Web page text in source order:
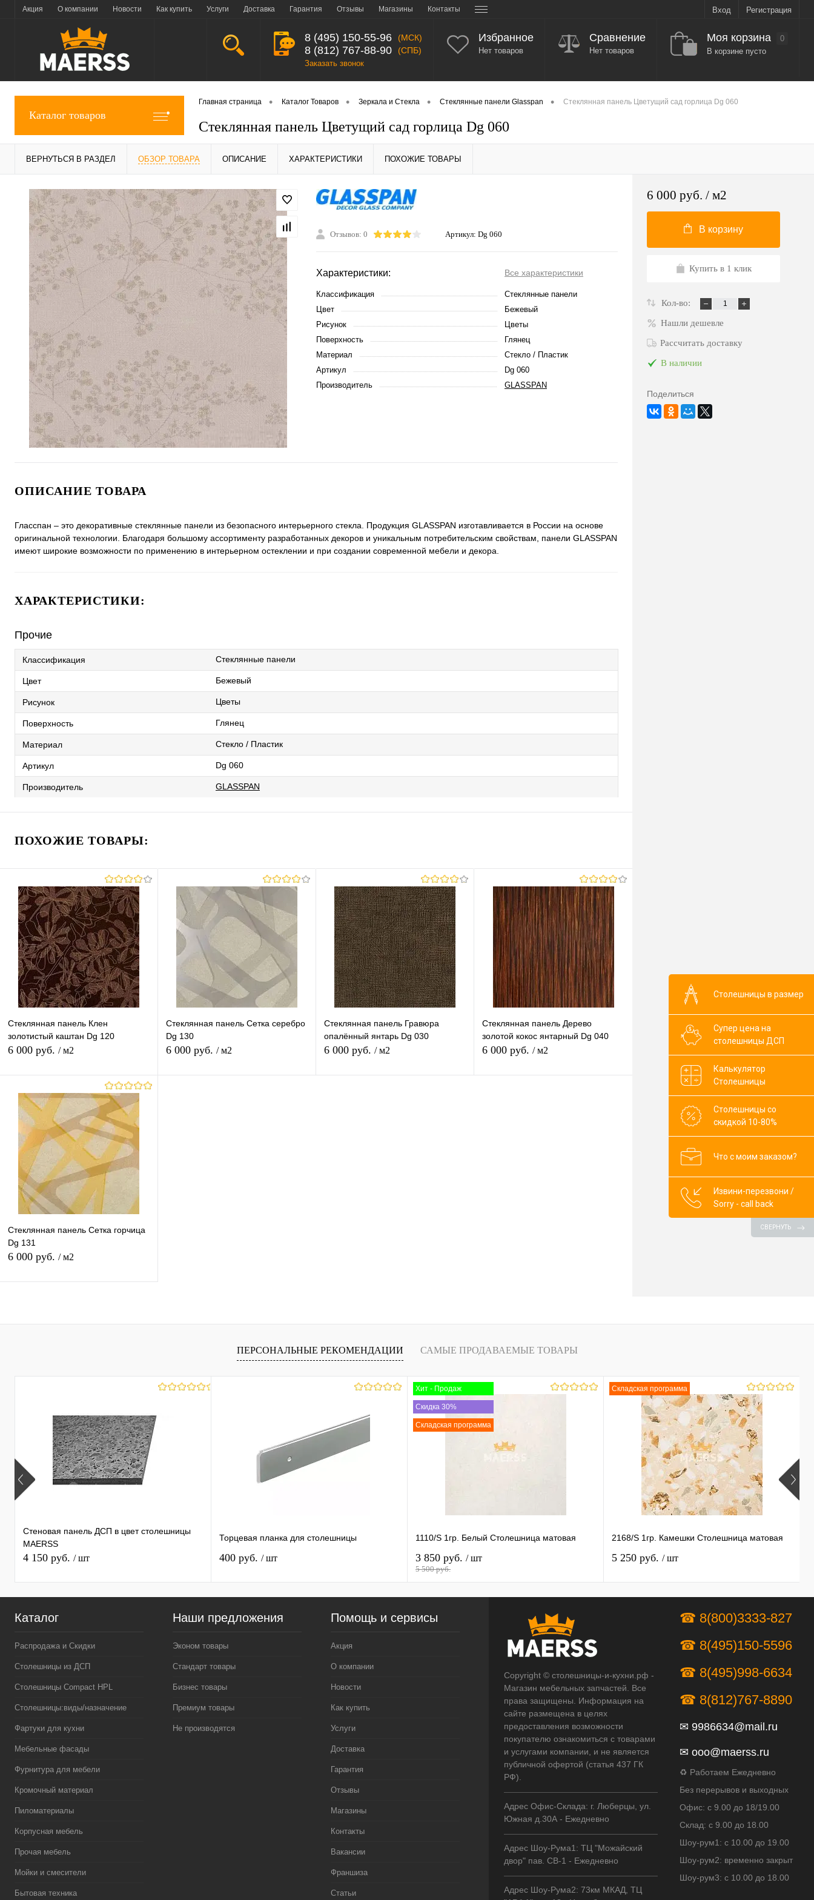
Акция О компании Новости Как купить Услуги Доставка Гарантия Отзывы Магазины Контакты Вход Регистрация
8 (495) 150-55-96 (МСК)
8 (812) 767-88-90 (СПБ)
Заказать звонок
Избранное
Нет товаров
Сравнение
Нет товаров
Моя корзина
0
В корзине пусто
Каталог товаров
Главная страница • Каталог Товаров • Зеркала и Стекла • Стеклянные панели Glasspan • Стеклянная панель Цветущий сад горлица Dg 060
Стеклянная панель Цветущий сад горлица Dg 060
ВЕРНУТЬСЯ В РАЗДЕЛ ОБЗОР ТОВАРА ОПИСАНИЕ ХАРАКТЕРИСТИКИ ПОХОЖИЕ ТОВАРЫ
Отзывов: 0 Артикул: Dg 060
Характеристики: Все характеристики
Классификация
Стеклянные панели
Цвет
Бежевый
Рисунок
Цветы
Поверхность
Глянец
Материал
Стекло / Пластик
Артикул
Dg 060
Производитель
GLASSPAN
ОПИСАНИЕ ТОВАРА
Гласспан – это декоративные стеклянные панели из безопасного интерьерного стекла. Продукция GLASSPAN изготавливается в России на основе
оригинальной технологии. Благодаря большому ассортименту разработанных декоров и уникальным потребительским свойствам, панели GLASSPAN
имеют широкие возможности по применению в интерьерном остеклении и при создании современной мебели и декора.
ХАРАКТЕРИСТИКИ:
Прочие
Классификация Стеклянные панели
Цвет Бежевый
Рисунок Цветы
Поверхность Глянец
Материал Стекло / Пластик
Артикул Dg 060
Производитель GLASSPAN
ПОХОЖИЕ ТОВАРЫ:
Стеклянная панель Клен
золотистый каштан Dg 120
6 000 руб. / м2
В корзину
Купить в 1 клик К сравнению
В избранное В наличии
Стеклянная панель Сетка серебро
Dg 130
6 000 руб. / м2
Стеклянная панель Гравюра
опалённый янтарь Dg 030
6 000 руб. / м2
Стеклянная панель Дерево
золотой кокос янтарный Dg 040
6 000 руб. / м2
Стеклянная панель Сетка горчица
Dg 131
6 000 руб. / м2
6 000 руб. / м2
В корзину
Купить в 1 клик
Кол-во:
Нашли дешевле
Рассчитать доставку
В наличии
Поделиться
ПЕРСОНАЛЬНЫЕ РЕКОМЕНДАЦИИ САМЫЕ ПРОДАВАЕМЫЕ ТОВАРЫ
Стеновая панель ДСП в цвет столешницы
MAERSS
4 150 руб. / шт
Торцевая планка для столешницы
400 руб. / шт
Хит - Продаж
Скидка 30%
Складская программа
1110/S 1гр. Белый Столешница матовая
3 850 руб. / шт
5 500 руб.
Складская программа
2168/S 1гр. Камешки Столешница матовая
5 250 руб. / шт
Каталог
Распродажа и Скидки
Столешницы из ДСП
Столешницы Compact HPL
Столешницы:виды/назначение
Фартуки для кухни
Мебельные фасады
Фурнитура для мебели
Кромочный материал
Пиломатериалы
Корпусная мебель
Прочая мебель
Мойки и смесители
Бытовая техника
Наши предложения
Эконом товары
Стандарт товары
Бизнес товары
Премиум товары
Не производятся
Помощь и сервисы
Акция
О компании
Новости
Как купить
Услуги
Доставка
Гарантия
Отзывы
Магазины
Контакты
Вакансии
Франшиза
Статьи
Copyright © столешницы-и-кухни.рф -
Магазин мебельных запчастей. Все
права защищены. Информация на
сайте размещена в целях
предоставления возможности
покупателю ознакомиться с товарами
и услугами компании, и не является
публичной офертой (статья 437 ГК
РФ).
Адрес Офис-Склада: г. Люберцы, ул.
Южная д.30А - Ежедневно
Адрес Шоу-Рума1: ТЦ "Можайский
двор" пав. СВ-1 - Ежедневно
Адрес Шоу-Рума2: 73км МКАД, ТЦ
☎ 8(800)3333-827
☎ 8(495)150-5596
☎ 8(495)998-6634
☎ 8(812)767-8890
✉ 9986634@mail.ru
✉ ooo@maerss.ru
♻ Работаем Ежедневно
Без перерывов и выходных
Офис: с 9.00 до 18/19.00
Склад: с 9.00 до 18.00
Шоу-рум1: с 10.00 до 19.00
Шоу-рум2: временно закрыт
Шоу-рум3: с 10.00 до 18.00
Столешницы в размер
Супер цена на
столешницы ДСП
Калькулятор
Столешницы
Столешницы со
скидкой 10-80%
Что с моим заказом?
Извини-перезвони /
Sorry - call back
СВЕРНУТЬ